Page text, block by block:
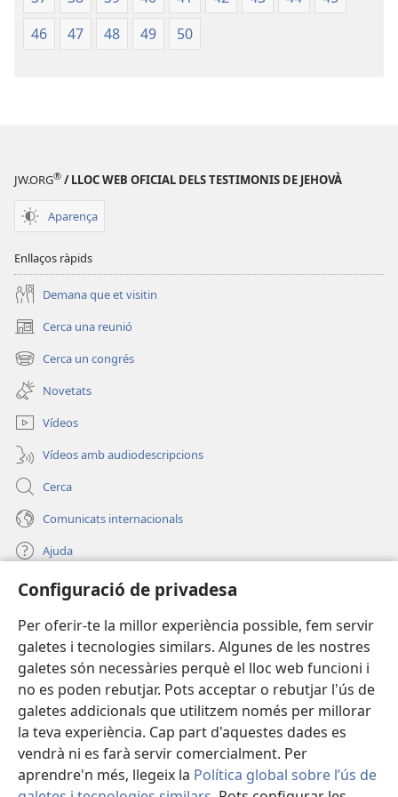
Configuració de privadesa
Per oferir-te la millor experiència possible, fem servir
galetes i tecnologies similars. Algunes de les nostres
galetes són necessàries perquè el lloc web funcioni i
no es poden rebutjar. Pots acceptar o rebutjar l'ús de
galetes addicionals que utilitzem només per millorar
la teva experiència. Cap part d'aquestes dades es
vendrà ni es farà servir comercialment. Per
aprendre'n més, llegeix la Política global sobre l’ús de
46
47 48 49 50
JW.ORG® / LLOC WEB OFICIAL DELS TESTIMONIS DE JEHOVÀ
Aparença
Enllaços ràpids
Demana que et visitin
Cerca una reunió
(obre
una
finestra
nova)
Cerca un congrés
(obre
una
finestra
nova)
Novetats
Vídeos
Vídeos amb audiodescripcions
Cerca
Comunicats internacionals
Ajuda
Donacions
una
nova)
BIBLIOTECA EN LÍNIA Watchtower™
(obre
una
finestra
nova)
JW Hub
(obre
una
finestra
®